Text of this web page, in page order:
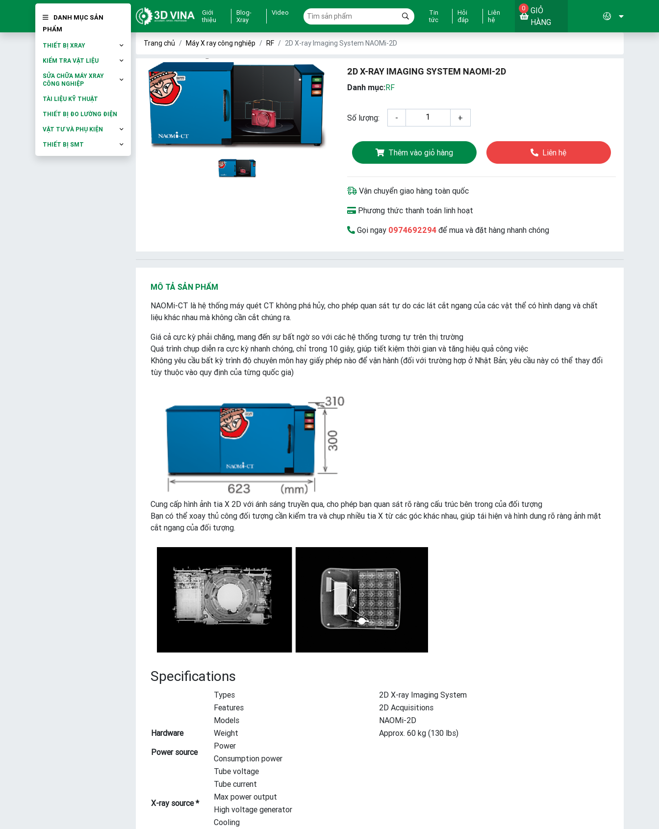
DANH MỤC SẢN
PHẨM
THIẾT BỊ XRAY
KIỂM TRA VẬT LIỆU
SỬA CHỮA MÁY XRAY
CÔNG NGHIỆP
TÀI LIỆU KỸ THUẬT
THIẾT BỊ ĐO LƯỜNG ĐIỆN
VẬT TƯ VÀ PHỤ KIỆN
THIẾT BỊ SMT
Giới
thiệu
Blog-
Xray
Video
Tin
tức
Hỏi
đáp
Liên
hệ
GIỎ
HÀNG
0
Trang chủ Máy X ray công nghiệp RF 2D X-ray Imaging System NAOMi-2D
2D X-RAY IMAGING SYSTEM NAOMI-2D
Danh mục:RF
Số lượng: - +
Thêm vào giỏ hàng Liên hệ
Vận chuyển giao hàng toàn quốc
Phương thức thanh toán linh hoạt
Gọi ngay 0974692294để mua và đặt hàng nhanh chóng
MÔ TẢ SẢN PHẨM
NAOMi-CT là hệ thống máy quét CT không phá hủy, cho phép quan sát tự do các lát cắt ngang của các vật thể có hình dạng và chất
liệu khác nhau mà không cần cắt chúng ra.
Giá cả cực kỳ phải chăng, mang đến sự bất ngờ so với các hệ thống tương tự trên thị trường
Quá trình chụp diễn ra cực kỳ nhanh chóng, chỉ trong 10 giây, giúp tiết kiệm thời gian và tăng hiệu quả công việc
Không yêu cầu bất kỳ trình độ chuyên môn hay giấy phép nào để vận hành (đối với trường hợp ở Nhật Bản; yêu cầu này có thể thay đổi
tùy thuộc vào quy định của từng quốc gia)
Cung cấp hình ảnh tia X 2D với ánh sáng truyền qua, cho phép bạn quan sát rõ ràng cấu trúc bên trong của đối tượng
Bạn có thể xoay thủ công đối tượng cần kiểm tra và chụp nhiều tia X từ các góc khác nhau, giúp tái hiện và hình dung rõ ràng ảnh mặt
cắt ngang của đối tượng.
Specifications
Types
2D X-ray Imaging System
Features
2D Acquisitions
Models
NAOMi-2D
Hardware
Weight
Approx. 60 kg (130 lbs)
Power source
Power
Consumption power
X-ray source *
Tube voltage
Tube current
Max power output
High voltage generator
Cooling